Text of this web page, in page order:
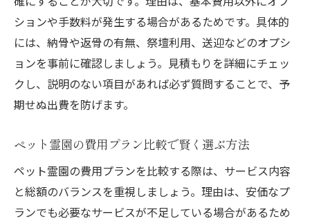
ションや手数料が発生する場合があるためです。具体的
には、納骨や返骨の有無、祭壇利用、送迎などのオプシ
ョンを事前に確認しましょう。見積もりを詳細にチェッ
クし、説明のない項目があれば必ず質問することで、予
期せぬ出費を防げます。
ペット霊園の費用プラン比較で賢く選ぶ方法
ペット霊園の費用プランを比較する際は、サービス内容
と総額のバランスを重視しましょう。理由は、安価なプ
ランでも必要なサービスが不足している場合があるため